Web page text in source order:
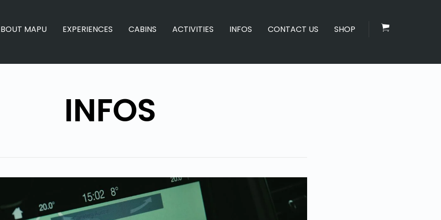
MAPU EXPERIENCES CABINS ACTIVITIES INFOS CONTACT US SHOP
INFOS